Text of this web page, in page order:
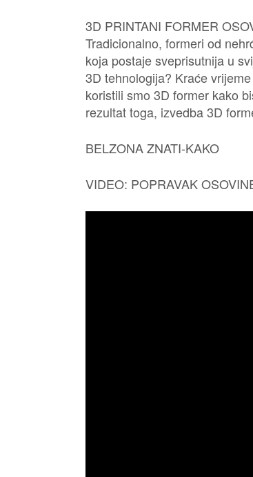
3D PRINTANI FORMER
Tradicionalno, formeri od
koja postaje sveprisutnija u
3D tehnologija? Kraće
koristili smo 3D former kako
rezultat toga, izvedba 3D
BELZONA ZNATI-KAKO
VIDEO: POPRAVAK